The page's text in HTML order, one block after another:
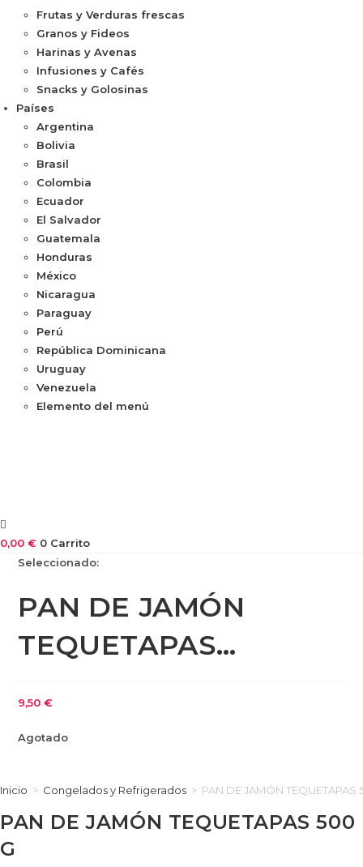
Frutas y Verduras frescas
Granos y Fideos
Harinas y Avenas
Infusiones y Cafés
Snacks y Golosinas
Países
Argentina
Bolivia
Brasil
Colombia
Ecuador
El Salvador
Guatemala
Honduras
México
Nicaragua
Paraguay
Perú
República Dominicana
Uruguay
Venezuela
Elemento del menú
0,00 € 0 Carrito
Seleccionado:
PAN DE JAMÓN
TEQUETAPAS…
9,50€
Agotado
Inicio > Congelados y Refrigerados > PAN DE JAMÓN TEQUETAPAS
PAN DE JAMÓN TEQUETAPAS 500
G